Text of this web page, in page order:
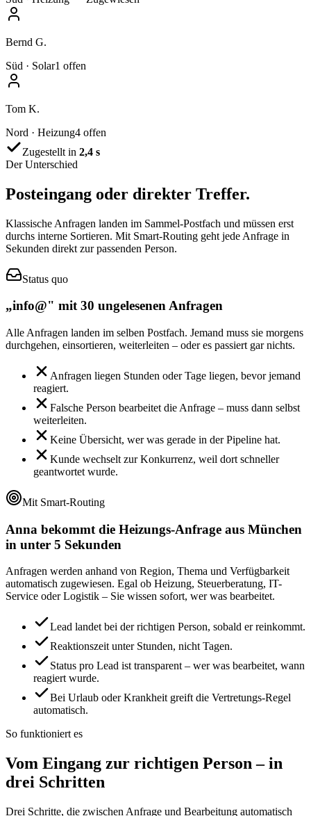
Bernd G.
Süd · Solar1 offen
Tom K.
Nord · Heizung4 offen
Zugestellt in 2,4 s
Der Unterschied
Posteingang oder direkter Treffer.
Klassische Anfragen landen im Sammel-Postfach und müssen erst
durchs interne Sortieren. Mit Smart-Routing geht jede Anfrage in
Sekunden direkt zur passenden Person.
Status quo
„info@" mit 30 ungelesenen Anfragen
Alle Anfragen landen im selben Postfach. Jemand muss sie morgens
durchgehen, einsortieren, weiterleiten – oder es passiert gar nichts.
Anfragen liegen Stunden oder Tage liegen, bevor jemand
reagiert.
Falsche Person bearbeitet die Anfrage – muss dann selbst
weiterleiten.
Keine Übersicht, wer was gerade in der Pipeline hat.
Kunde wechselt zur Konkurrenz, weil dort schneller
geantwortet wurde.
Mit Smart-Routing
Anna bekommt die Heizungs-Anfrage aus München
in unter 5 Sekunden
Anfragen werden anhand von Region, Thema und Verfügbarkeit
automatisch zugewiesen. Egal ob Heizung, Steuerberatung, IT-
Service oder Logistik – Sie wissen sofort, wer was bearbeitet.
Lead landet bei der richtigen Person, sobald er reinkommt.
Reaktionszeit unter Stunden, nicht Tagen.
Status pro Lead ist transparent – wer was bearbeitet, wann
reagiert wurde.
Bei Urlaub oder Krankheit greift die Vertretungs-Regel
automatisch.
So funktioniert es
Vom Eingang zur richtigen Person – in
drei Schritten
Drei Schritte, die zwischen Anfrage und Bearbeitung automatisch